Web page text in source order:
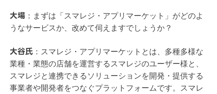
大場 ： まずは「スマレジ・アプリマーケット」がどのよ
うなサービスか、改めて伺えますでしょうか？
大谷氏 ： スマレジ・アプリマーケットとは、多種多様な
業種・業態の店舗を運営するスマレジのユーザー様と、
スマレジと連携できるソリューションを開発・提供する
事業者や開発者をつなぐプラットフォームです。スマレ